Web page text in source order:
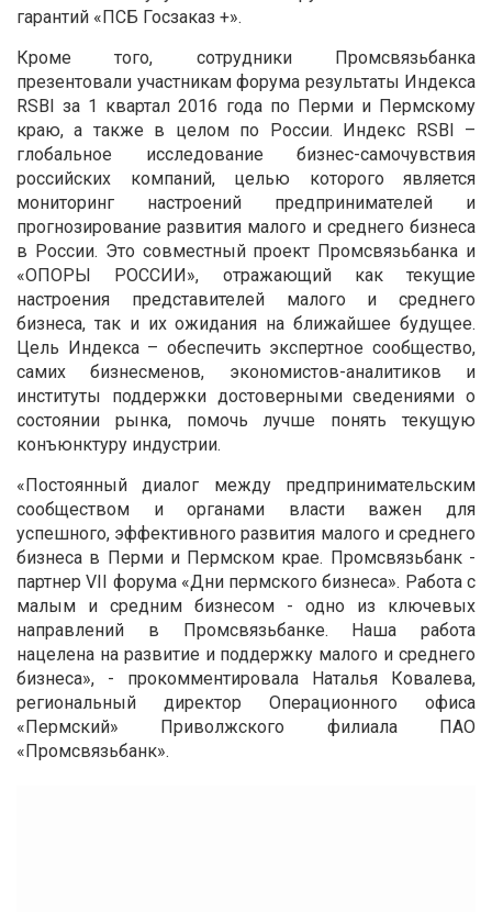
гарантий «ПСБ Госзаказ +».
Кроме того, сотрудники Промсвязьбанка
презентовали участникам форума результаты Индекса
RSBI за 1 квартал 2016 года по Перми и Пермскому
краю, а также в целом по России. Индекс RSBI –
глобальное исследование бизнес-самочувствия
российских компаний, целью которого является
мониторинг настроений предпринимателей и
прогнозирование развития малого и среднего бизнеса
в России. Это совместный проект Промсвязьбанка и
«ОПОРЫ РОССИИ», отражающий как текущие
настроения представителей малого и среднего
бизнеса, так и их ожидания на ближайшее будущее.
Цель Индекса – обеспечить экспертное сообщество,
самих бизнесменов, экономистов-аналитиков и
институты поддержки достоверными сведениями о
состоянии рынка, помочь лучше понять текущую
конъюнктуру индустрии.
«Постоянный диалог между предпринимательским
сообществом и органами власти важен для
успешного, эффективного развития малого и среднего
бизнеса в Перми и Пермском крае. Промсвязьбанк -
партнер VII форума «Дни пермского бизнеса». Работа с
малым и средним бизнесом - одно из ключевых
направлений в Промсвязьбанке. Наша работа
нацелена на развитие и поддержку малого и среднего
бизнеса», - прокомментировала Наталья Ковалева,
региональный директор Операционного офиса
«Пермский» Приволжского филиала ПАО
«Промсвязьбанк».